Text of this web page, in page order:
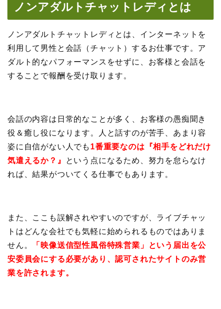
ノンアダルトチャットレディとは
ノンアダルトチャットレディとは、インターネットを
利用して男性と会話（チャット）するお仕事です。ア
ダルト的なパフォーマンスをせずに、お客様と会話を
することで報酬を受け取ります。
会話の内容は日常的なことが多く、お客様の愚痴聞き
役＆癒し役になります。人と話すのが苦手、あまり容
姿に自信がない人でも 1番重要なのは『相手をどれだけ
気遣えるか？』
という点になるため、努力を怠らなけ
れば、結果がついてくる仕事でもあります。
また、ここも誤解されやすいのですが、ライブチャッ
トはどんな会社でも気軽に始められるものではありま
せん。
「 映像送信型性風俗特殊営業」という届出を公
安委員会にする必要があり、認可されたサイトのみ営
業を許されます。